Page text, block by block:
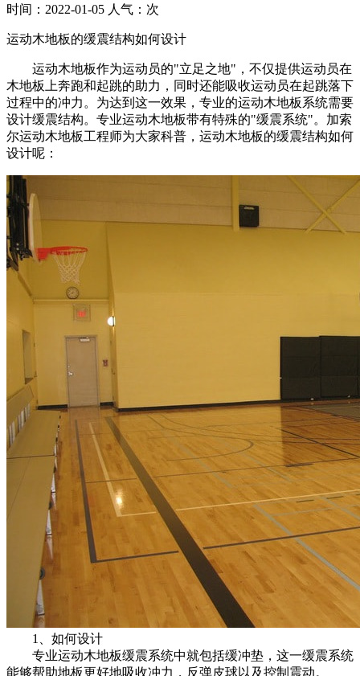
时间：2022-01-05 人气： 次
运动木地板的缓震结构如何设计
运动木地板作为运动员的"立足之地"，不仅提供运动员在
木地板上奔跑和起跳的助力，同时还能吸收运动员在起跳落下
过程中的冲力。为达到这一效果，专业的运动木地板系统需要
设计缓震结构。专业运动木地板带有特殊的"缓震系统"。加索
尔运动木地板工程师为大家科普，运动木地板的缓震结构如何
设计呢：
1、如何设计
专业运动木地板缓震系统中就包括缓冲垫，这一缓震系统
能够帮助地板更好地吸收冲力，反弹皮球以及控制震动。